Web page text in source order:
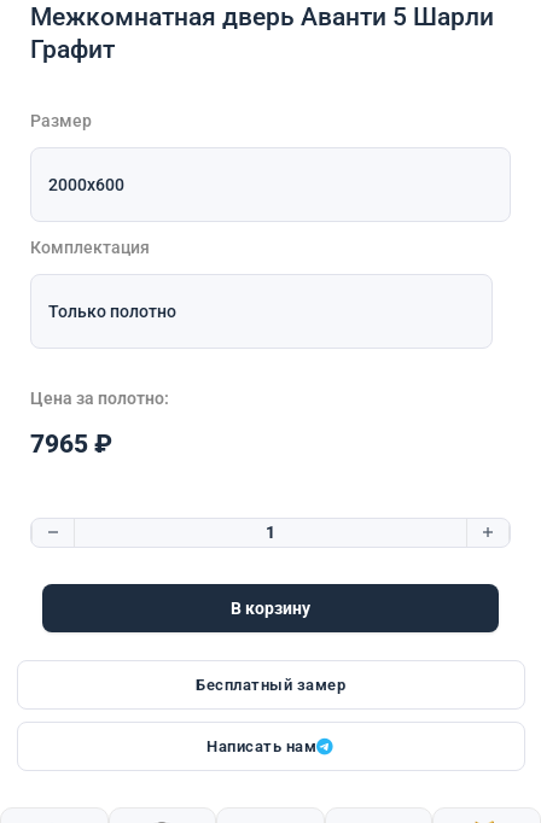
Межкомнатная дверь Аванти 5 Шарли
Графит
Размер
Комплектация
Цена за полотно:
7965 ₽
Количество товара Аванти 5 Шарли Графит
В корзину
Бесплатный замер
Написать нам